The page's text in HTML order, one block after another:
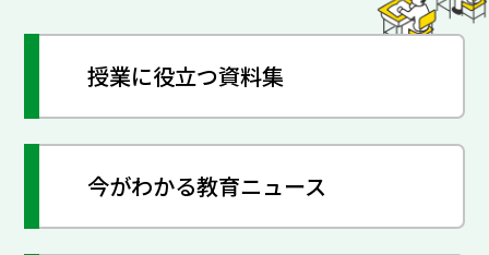
授業に役立つ資料集
今がわかる教育ニュース